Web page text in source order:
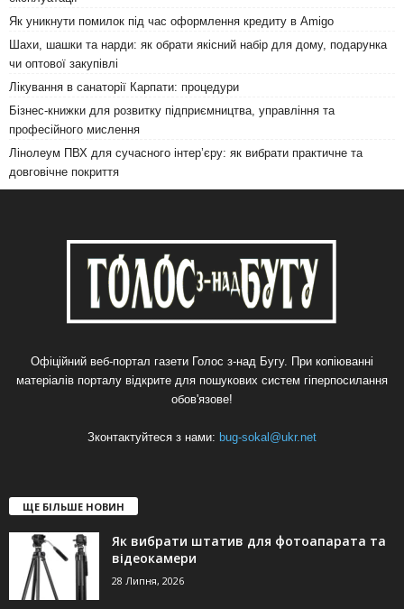
Як уникнути помилок під час оформлення кредиту в Amigo
Шахи, шашки та нарди: як обрати якісний набір для дому, подарунка
чи оптової закупівлі
Лікування в санаторії Карпати: процедури
Бізнес-книжки для розвитку підприємництва, управління та
професійного мислення
Лінолеум ПВХ для сучасного інтер’єру: як вибрати практичне та
довговічне покриття
Офіційний веб-портал газети Голос з-над Бугу. При копіюванні
матеріалів порталу відкрите для пошукових систем гіперпосилання
обов'язове!
Зконтактуйтеся з нами: bug-sokal@ukr.net
ЩЕ БІЛЬШЕ НОВИН
Як вибрати штатив для фотоапарата та
відеокамери
28 Липня, 2026